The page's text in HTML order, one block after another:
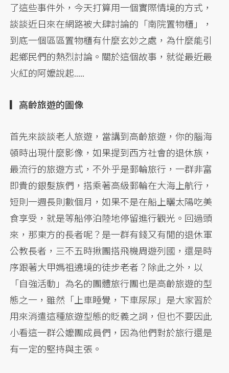
了這些事件外，今天打算用一個實際情境的方式，
談談近日來在網路被大肆討論的「南院置物櫃」，
到底一個區區置物櫃有什麼玄妙之處，為什麼能引
起鄉民們的熱烈討論。關於這個故事，就從最近最
火紅的阿嬤說起.....
▎高齡旅遊的圖像
首先來談談老人旅遊，當講到高齡旅遊，你的腦海
頓時出現什麼影像，如果提到西方社會的退休族，
最流行的旅遊方式，不外乎是郵輪旅行，一群非富
即貴的銀髮族們，搭乘著高級郵輪在大海上航行，
短則一週長則數個月，如果不是在船上曬太陽吃美
食享受，就是等船停泊陸地停留進行觀光。回過頭
來，那東方的長者呢？是一群有錢又有閒的退休軍
公教長者，三不五時揪團搭飛機周遊列國，還是時
序跟著大甲媽祖遶境的徒步老者？除此之外，以
「自強活動」為名的團體旅行團也是高齡旅遊的型
態之一，雖然「上車睡覺，下車尿尿」是大家習於
用來消遣這種旅遊型態的貶義之詞，但也不要因此
小看這一群公嬤團成員們，因為他們對於旅行還是
有一定的堅持與主張。